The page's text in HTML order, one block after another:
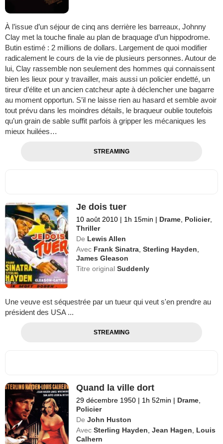
À l’issue d’un séjour de cinq ans derrière les barreaux, Johnny
Clay met la touche finale au plan de braquage d’un hippodrome.
Butin estimé : 2 millions de dollars. Largement de quoi modifier
radicalement le cours de la vie de plusieurs personnes. Autour de
lui, Clay rassemble non seulement des hommes qui connaissent
bien les lieux pour y travailler, mais aussi un policier endetté, un
tireur d’élite et un ancien catcheur apte à déclencher une bagarre
au moment opportun. S’il ne laisse rien au hasard et semble avoir
tout prévu dans les moindres détails, le braqueur oublie toutefois
qu’un grain de sable suffit parfois à gripper les mécaniques les
mieux huilées…
STREAMING
Je dois tuer
10 août 2010 | 1h 15min | Drame Policier,
Thriller
De Lewis Allen
Avec Frank Sinatra ,Sterling Hayden
James Gleason
Titre originalSuddenly
Une veuve est séquestrée par un tueur qui veut s'en prendre au
président des USA ...
STREAMING
Quand la ville dort
29 décembre 1950 | 1h 52min | Drame
Policier
De John Huston
Avec Sterling Hayden ,Jean Hagen
Louis
Calhern